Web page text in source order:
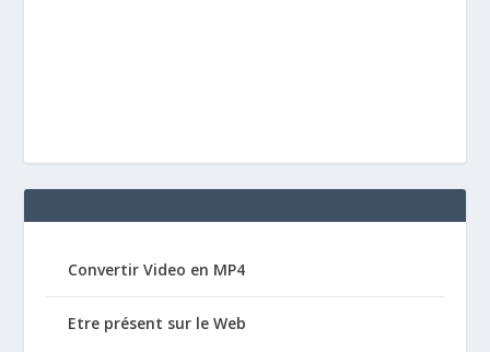
Convertir Video en MP4
Etre présent sur le Web